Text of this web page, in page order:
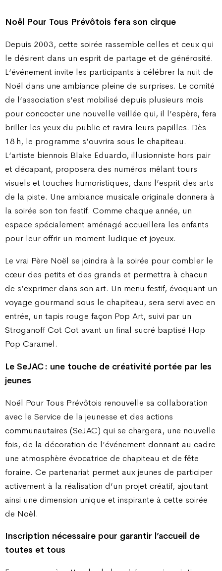
Noël Pour Tous Prévôtois fera son cirque
Depuis 2003, cette soirée rassemble celles et ceux qui
le désirent dans un esprit de partage et de générosité.
L’événement invite les participants à célébrer la nuit de
Noël dans une ambiance pleine de surprises. Le comité
de l’association s’est mobilisé depuis plusieurs mois
pour concocter une nouvelle veillée qui, il l’espère, fera
briller les yeux du public et ravira leurs papilles. Dès
18 h, le programme s’ouvrira sous le chapiteau.
L’artiste biennois Blake Eduardo, illusionniste hors pair
et décapant, proposera des numéros mêlant tours
visuels et touches humoristiques, dans l’esprit des arts
de la piste. Une ambiance musicale originale donnera à
la soirée son ton festif. Comme chaque année, un
espace spécialement aménagé accueillera les enfants
pour leur offrir un moment ludique et joyeux.
Le vrai Père Noël se joindra à la soirée pour combler le
cœur des petits et des grands et permettra à chacun
de s’exprimer dans son art. Un menu festif, évoquant un
voyage gourmand sous le chapiteau, sera servi avec en
entrée, un tapis rouge façon Pop Art, suivi par un
Stroganoff Cot Cot avant un final sucré baptisé Hop
Pop Caramel.
Le SeJAC : une touche de créativité portée par les
jeunes
Noël Pour Tous Prévôtois renouvelle sa collaboration
avec le Service de la jeunesse et des actions
communautaires (SeJAC) qui se chargera, une nouvelle
fois, de la décoration de l’événement donnant au cadre
une atmosphère évocatrice de chapiteau et de fête
foraine. Ce partenariat permet aux jeunes de participer
activement à la réalisation d’un projet créatif, ajoutant
ainsi une dimension unique et inspirante à cette soirée
de Noël.
Inscription nécessaire pour garantir l’accueil de
toutes et tous